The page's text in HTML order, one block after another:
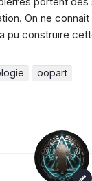
On ne
pu construire
oopart